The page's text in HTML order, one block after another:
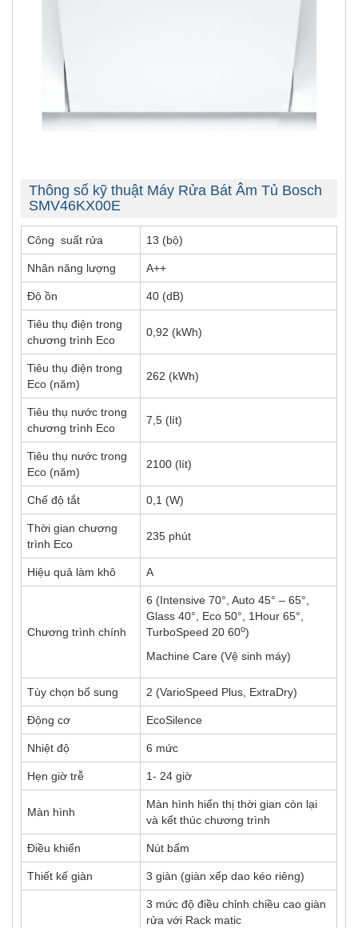
Thông số kỹ thuật Máy Rửa Bát Âm Tủ Bosch
SMV46KX00E
Công suất rửa 13 (bộ)
Nhãn năng lượng A++
Độ ồn 40 (dB)
Tiêu thụ điện trong
chương trình Eco
0,92 (kWh)
Tiêu thụ điện trong
Eco (năm)
262 (kWh)
Tiêu thụ nước trong
chương trình Eco
7,5 (lít)
Tiêu thụ nước trong
Eco (năm)
2100 (lít)
Chế độ tắt 0,1 (W)
Thời gian chương
trình Eco
235 phút
Hiệu quả làm khô A
Chương trình chính
6 (Intensive 70°, Auto 45° – 65°,
Glass 40°, Eco 50°, 1Hour 65°,
TurboSpeed 20 60o)
Machine Care (Vệ sinh máy)
Tùy chọn bổ sung 2 (VarioSpeed Plus, ExtraDry)
Động cơ EcoSilence
Nhiệt độ 6 mức
Hẹn giờ trễ 1- 24 giờ
Màn hình
Màn hình hiển thị thời gian còn lại
và kết thúc chương trình
Điều khiển Nút bấm
Thiết kế giàn 3 giàn (giàn xếp dao kéo riêng)
3 mức độ điều chỉnh chiều cao giàn
rửa với Rack matic